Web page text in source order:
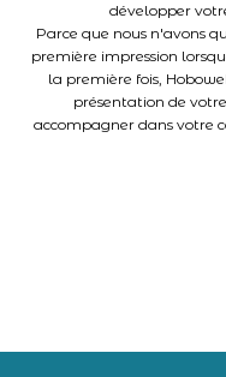
développer
Parce que nous n'avons
première impression
la première fois,
présentation de
accompagner dans votre